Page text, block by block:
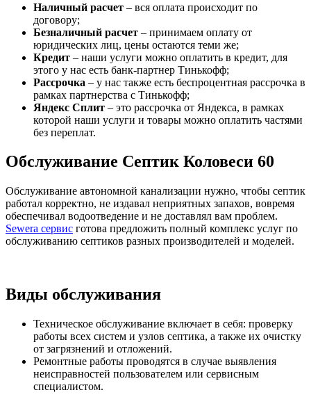
Наличный расчет – вся оплата происходит по
договору;
Безналичный расчет – принимаем оплату от
юридических лиц, цены остаются теми же;
Кредит – наши услуги можно оплатить в кредит, для
этого у нас есть банк-партнер Тинькофф;
Рассрочка – у нас также есть беспроцентная рассрочка в
рамках партнерства с Тинькофф;
Яндекс Сплит – это рассрочка от Яндекса, в рамках
которой наши услуги и товары можно оплатить частями
без переплат.
Обслуживание Септик Коловеси 60
Обслуживание автономной канализации нужно, чтобы септик
работал корректно, не издавал неприятных запахов, вовремя
обеспечивал водоотведение и не доставлял вам проблем.
Sewera сервис готова предложить полный комплекс услуг по
обслуживанию септиков разных производителей и моделей.
Виды обслуживания
Техническое обслуживание включает в себя: проверку
работы всех систем и узлов септика, а также их очистку
от загрязнений и отложений.
Ремонтные работы проводятся в случае выявления
неисправностей пользователем или сервисным
специалистом.